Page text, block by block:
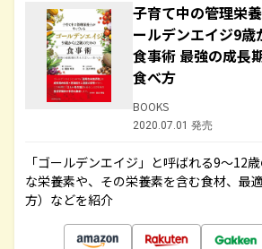
子育て中の管理栄
ールデンエイジ9
食事術 最強の成長
食べ方
BOOKS
2020.07.01 発売
「ゴールデンエイジ」と呼ばれる9～12
な栄養素や、その栄養素を含む食材、最
方）などを紹介